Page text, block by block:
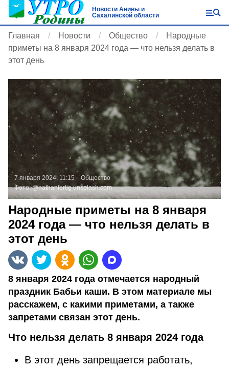
Новости Анивы и
Сахалинской области
Главная Новости Общество
Народные
приметы на 8 января 2024 года — что нельзя делать в
этот день
7 января 2024, 11:15
Общество
Фото:@nathanfertig unsplash.com
Народные приметы на 8 января
2024 года — что нельзя делать в
этот день
8 января 2024 года отмечается народный
праздник Бабьи каши. В этом материале мы
расскажем, с какими приметами, а также
запретами связан этот день.
Что нельзя делать 8 января 2024 года
В этот день запрещается работать,